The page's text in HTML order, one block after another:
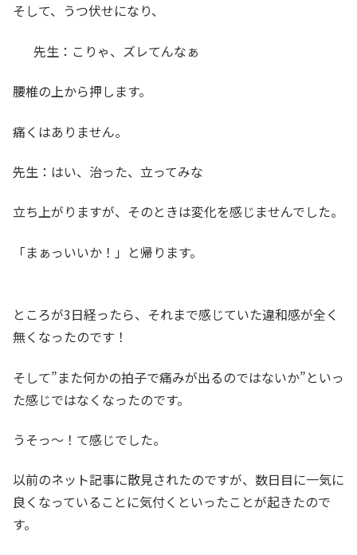
そして、うつ伏せになり、
先生：こりゃ、ズレてんなぁ
腰椎の上から押します。
痛くはありません。
先生：はい、治った、立ってみな
立ち上がりますが、そのときは変化を感じませんでした。
「まぁっいいか！」と帰ります。
ところが3日経ったら、それまで感じていた違和感が全く
無くなったのです！
そして”また何かの拍子で痛みが出るのではないか”といっ
た感じではなくなったのです。
うそっ～！て感じでした。
以前のネット記事に散見されたのですが、数日目に一気に
良くなっていることに気付くといったことが起きたので
す。